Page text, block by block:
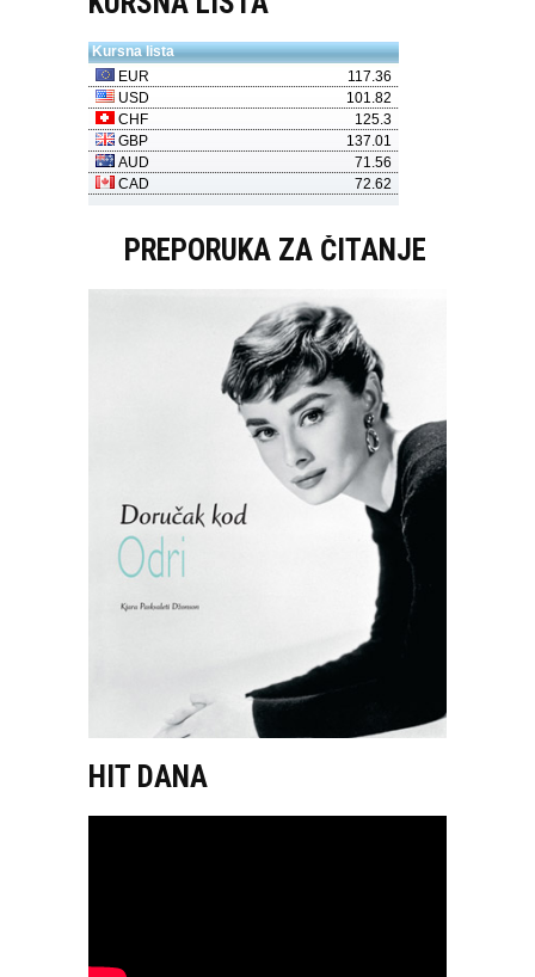
PREPORUKA ZA ČITANJE
HIT DANA